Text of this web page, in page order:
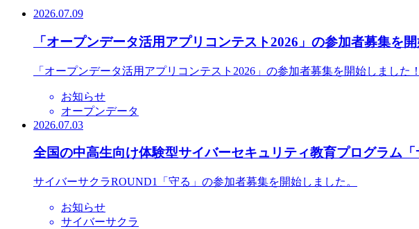
2026.07.09
「オープンデータ活用アプリコンテスト2026」の参加者募集を開
「オープンデータ活用アプリコンテスト2026」の参加者募集を開始しました！
お知らせ
オープンデータ
2026.07.03
全国の中高生向け体験型サイバーセキュリティ教育プログラム
サイバーサクラROUND1「守る」の参加者募集を開始しました。
お知らせ
サイバーサクラ